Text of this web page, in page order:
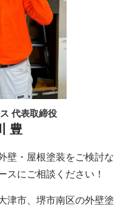
代表取締役
豊
壁・屋根塗装をご検討な
スにご相談ください！
津市、堺市南区の外壁塗